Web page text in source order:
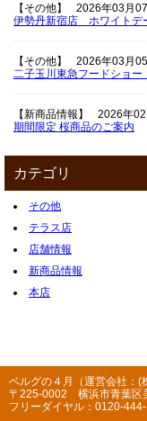
【その他】
2026年03月
伊勢丹新宿店 ホワイトデ
【その他】
2026年03月
二子玉川東急フードショ
【新商品情報】
2026年02
期間限定 桜商品のご案内
カテゴリ
その他
テラス店
店舗情報
新商品情報
本店
ベルグの４月（運営会社：(
〒225-0002 横浜市青葉区
フリーダイヤル：0120-